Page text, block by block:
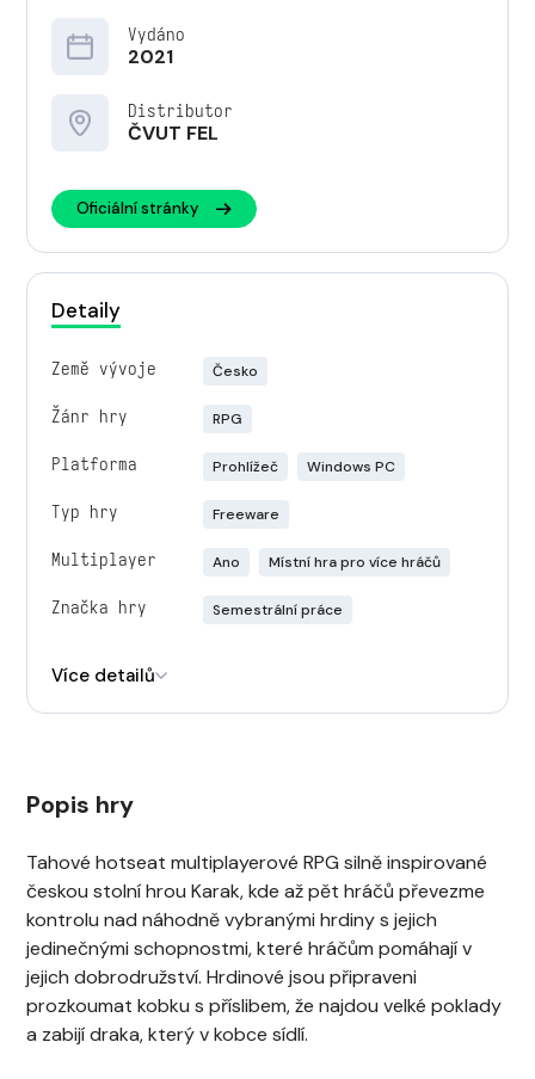
Vydáno
2021
Distributor
ČVUT FEL
Oficiální stránky
Detaily
Země vývoje Česko
Žánr hry RPG
Platforma Prohlížeč Windows PC
Typ hry Freeware
Multiplayer Ano Místní hra pro více hráčů
Značka hry Semestrální práce
Více detailů
Popis hry
Tahové hotseat multiplayerové RPG silně inspirované
českou stolní hrou Karak, kde až pět hráčů převezme
kontrolu nad náhodně vybranými hrdiny s jejich
jedinečnými schopnostmi, které hráčům pomáhají v
jejich dobrodružství. Hrdinové jsou připraveni
prozkoumat kobku s příslibem, že najdou velké poklady
a zabijí draka, který v kobce sídlí.